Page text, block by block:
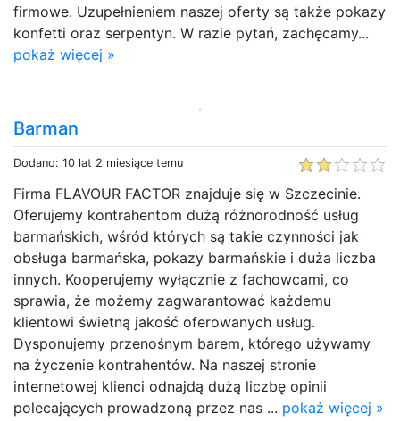
firmowe. Uzupełnieniem naszej oferty są także pokazy
konfetti oraz serpentyn. W razie pytań, zachęcamy...
pokaż więcej »
Barman
Dodano: 10 lat 2 miesiące temu
Firma FLAVOUR FACTOR znajduje się w Szczecinie.
Oferujemy kontrahentom dużą różnorodność usług
barmańskich, wśród których są takie czynności jak
obsługa barmańska, pokazy barmańskie i duża liczba
innych. Kooperujemy wyłącznie z fachowcami, co
sprawia, że możemy zagwarantować każdemu
klientowi świetną jakość oferowanych usług.
Dysponujemy przenośnym barem, którego używamy
na życzenie kontrahentów. Na naszej stronie
internetowej klienci odnajdą dużą liczbę opinii
polecających prowadzoną przez nas ... pokaż więcej »